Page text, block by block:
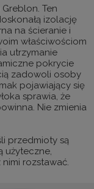
Ten
izolację
na ścieranie i
właściwościom
utrzymanie
pokrycie
zadowoli osoby
pojawiający się
sprawia, że
Nie zmienia
przedmioty są
użyteczne,
rozstawać.